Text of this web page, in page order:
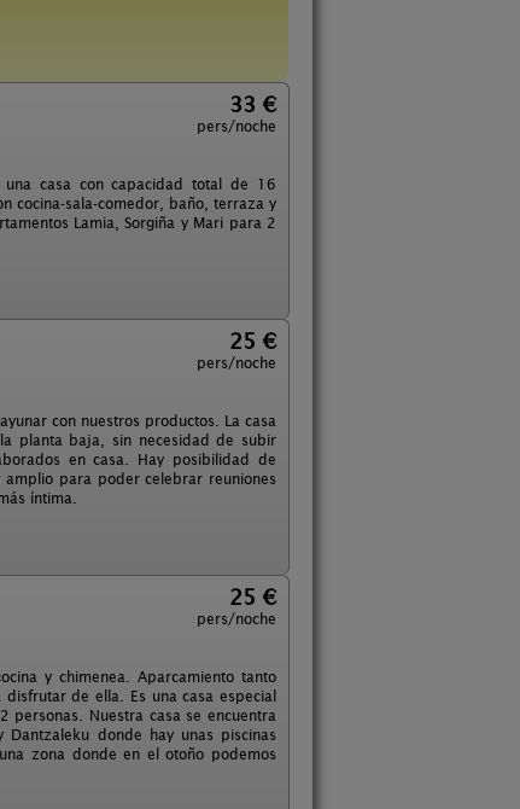
33 €
pers/noche
casa con capacidad total de 16
cocina-sala-comedor, baño, terraza y
Lamia, Sorgiña y Mari para 2
25 €
pers/noche
con nuestros productos. La casa
planta baja, sin necesidad de subir
en casa. Hay posibilidad de
para poder celebrar reuniones
íntima.
25 €
pers/noche
y chimenea. Aparcamiento tanto
de ella. Es una casa especial
Nuestra casa se encuentra
donde hay unas piscinas
zona donde en el otoño podemos